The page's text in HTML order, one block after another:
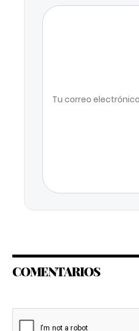
COMENTARIOS